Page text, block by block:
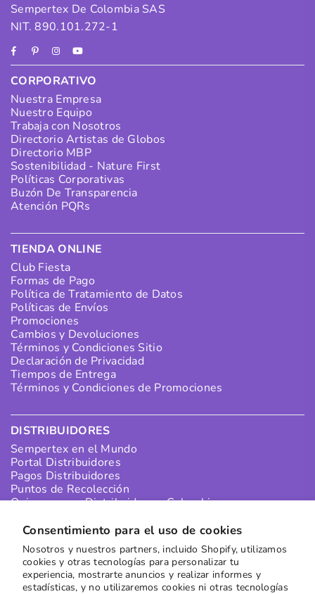
Consentimiento para el uso de cookies
Nosotros y nuestros partners, incluido Shopify, utilizamos
cookies y otras tecnologías para personalizar tu
experiencia, mostrarte anuncios y realizar informes y
estadísticas, y no utilizaremos cookies ni otras tecnologías
Sempertex De Colombia SAS
NIT. 890.101.272-1
FacebookPinterestInstagram
YouTube
CORPORATIVO
Nuestra Empresa
Nuestro Equipo
Trabaja con Nosotros
Directorio Artistas de Globos
Directorio MBP
Sostenibilidad - Nature First
Políticas Corporativas
Buzón De Transparencia
Atención PQRs
TIENDA ONLINE
Club Fiesta
Formas de Pago
Política de Tratamiento de Datos
Políticas de Envíos
Promociones
Cambios y Devoluciones
Términos y Condiciones Sitio
Declaración de Privacidad
Tiempos de Entrega
Términos y Condiciones de Promociones
DISTRIBUIDORES
Sempertex en el Mundo
Portal Distribuidores
Pagos Distribuidores
Puntos de Recolección
Quiero ser un Distribuidor en Colombia
SUSCRÍBETE A NUESTRO NEWSLETTER
Recibe las mejores ofertas directamente en tu buzón